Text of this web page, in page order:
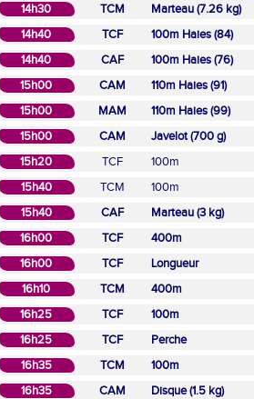
14h30
TCM
Marteau (7.26 kg)
14h40
TCF
100m Haies (84)
14h40
CAF
100m Haies (76)
15h00
CAM
110m Haies (91)
15h00
MAM
110m Haies (99)
15h00
CAM
Javelot (700 g)
15h20
TCF
100m
15h40
TCM
100m
15h40
CAF
Marteau (3 kg)
16h00
TCF
400m
16h00
TCF
Longueur
16h10
TCM
400m
16h25
TCF
100m
16h25
TCF
Perche
16h35
TCM
100m
16h35
CAM
Disque (1.5 kg)